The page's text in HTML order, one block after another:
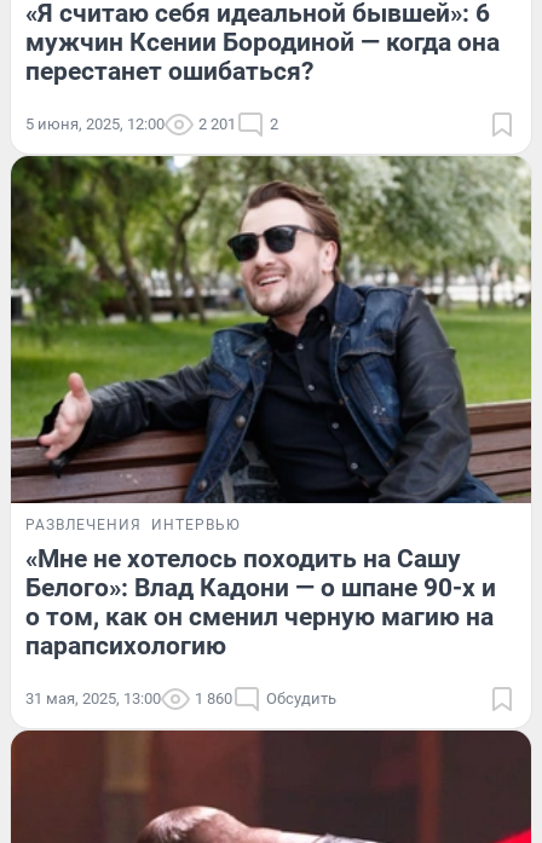
«Я считаю себя идеальной бывшей»: 6
мужчин Ксении Бородиной — когда она
перестанет ошибаться?
5 июня, 2025, 12:00 2 201 2
РАЗВЛЕЧЕНИЯ ИНТЕРВЬЮ
«Мне не хотелось походить на Сашу
Белого»: Влад Кадони — о шпане 90-х и
о том, как он сменил черную магию на
парапсихологию
31 мая, 2025, 13:00 1 860 Обсудить